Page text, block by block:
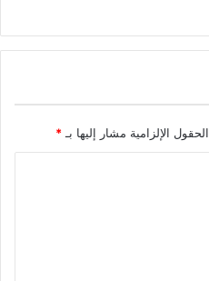
الحقول الإلزامية مشار إليها بـ*